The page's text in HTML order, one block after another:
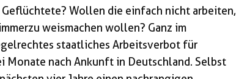
Wollen die einfach nicht arbeiten,
weismachen wollen? Ganz im
staatliches Arbeitsverbot für
Monate nach Ankunft in Deutschland. Selbst